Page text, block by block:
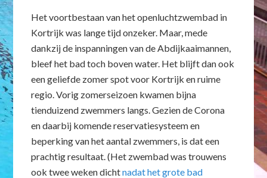
Het voortbestaan van het openluchtzwembad in
Kortrijk was lange tijd onzeker. Maar, mede
dankzij de inspanningen van de Abdijkaaimannen,
bleef het bad toch boven water. Het blijft dan ook
een geliefde zomer spot voor Kortrijk en ruime
regio. Vorig zomerseizoen kwamen bijna
tienduizend zwemmers langs. Gezien de Corona
en daarbij komende reservatiesysteem en
beperking van het aantal zwemmers, is dat een
prachtig resultaat. (Het zwembad was trouwens
ook twee weken dichtnadat het grote bad